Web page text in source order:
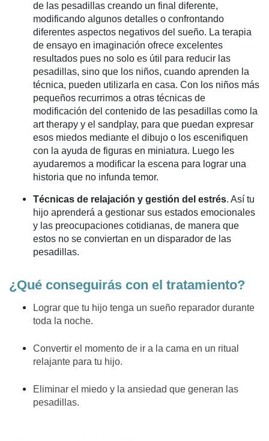
de las pesadillas creando un final diferente,
modificando algunos detalles o confrontando
diferentes aspectos negativos del sueño. La terapia
de ensayo en imaginación ofrece excelentes
resultados pues no solo es útil para reducir las
pesadillas, sino que los niños, cuando aprenden la
técnica, pueden utilizarla en casa. Con los niños más
pequeños recurrimos a otras técnicas de
modificación del contenido de las pesadillas como la
art therapy y el sandplay, para que puedan expresar
esos miedos mediante el dibujo o los escenifiquen
con la ayuda de figuras en miniatura. Luego les
ayudaremos a modificar la escena para lograr una
historia que no infunda temor.
Técnicas de relajación y gestión del estrés. Así tu
hijo aprenderá a gestionar sus estados emocionales
y las preocupaciones cotidianas, de manera que
estos no se conviertan en un disparador de las
pesadillas.
¿Qué conseguirás con el tratamiento?
Lograr que tu hijo tenga un sueño reparador durante
toda la noche.
Convertir el momento de ir a la cama en un ritual
relajante para tu hijo.
Eliminar el miedo y la ansiedad que generan las
pesadillas.